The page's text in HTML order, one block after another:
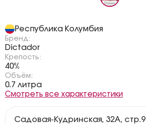
Республика Колумбия
Бренд:
Dictador
Крепость:
40%
Объём:
0.7 литра
Смотреть все характеристики
Садовая-Кудринская, 32А, стр.9